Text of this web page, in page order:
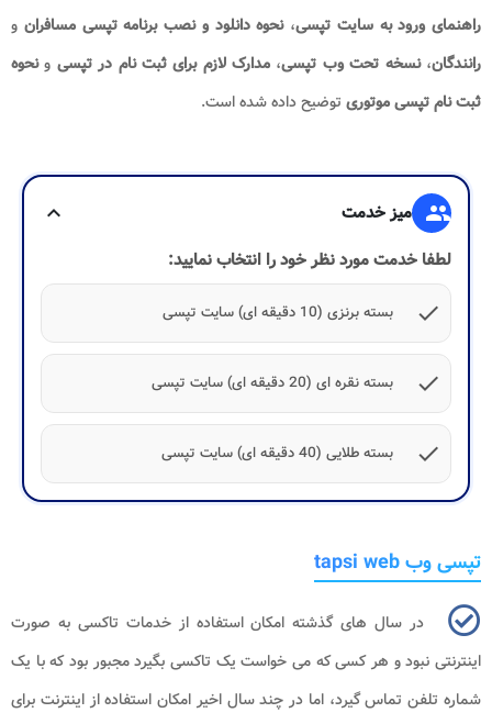
راهنمای ورود به سایت تپسی، نحوه دانلود و نصب برنامه تپسی مسافران و
رانندگان، نسخه تحت وب تپسی، مدارک لازم برای ثبت نام در تپسی ونحوه
ثبت نام تپسی موتوری توضیح داده شده است.
group میز خدمت
expand_more
لطفا خدمت مورد نظر خود را انتخاب نمایید:
check
بسته برنزی (10 دقیقه ای) سایت تپسی
check بسته نقره ای (20 دقیقه ای) سایت تپسی
check بسته طلایی (40 دقیقه ای) سایت تپسی
تپسی وب tapsi web
در سال های گذشته امکان استفاده از خدمات تاکسی به صورت
اینترنتی نبود و هر کسی که می خواست یک تاکسی بگیرد مجبور بود که با یک
شماره تلفن تماس گیرد، اما در چند سال اخیر امکان استفاده از اینترنت برای